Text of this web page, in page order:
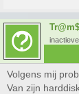
Tr@m$
Volgens mij
Van zijn